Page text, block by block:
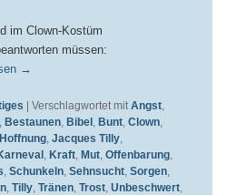
im Clown-Kostüm
müssen:
→
Verschlagwortet mit Angst,
Bestaunen, Bibel , Bunt, Clown,
Hoffnung, Jacques Tilly,
, Kraft, Mut, Offenbarung,
, Schunkeln, Sehnsucht, Sorgen,
, Tilly, Tränen, Trost, Unbeschwert,